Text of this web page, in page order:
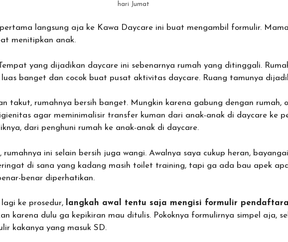
hari Jumat
pertama langsung aja ke Kawa Daycare ini buat mengambil formulir.
menitipkan anak.
yang dijadikan daycare ini sebenarnya rumah yang ditinggali.
luas banget dan cocok buat pusat aktivitas daycare. Ruang tamunya
takut, rumahnya bersih banget. Mungkin karena gabung dengan rumah,
agar meminimalisir transfer kuman dari anak-anak di daycare ke
dari penghuni rumah ke anak-anak di daycare.
rumahnya ini selain bersih juga wangi. Awalnya saya cukup heran,
di sana yang kadang masih toilet training, tapi ga ada bau apek
benar diperhatikan.
lagi ke prosedur, langkah awal tentu saja mengisi formulir
karena dulu ga kepikiran mau ditulis. Pokoknya formulirnya simpel aja,
kakanya yang masuk SD.